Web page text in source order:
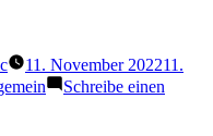
11. November 202211.
Schreibe einen